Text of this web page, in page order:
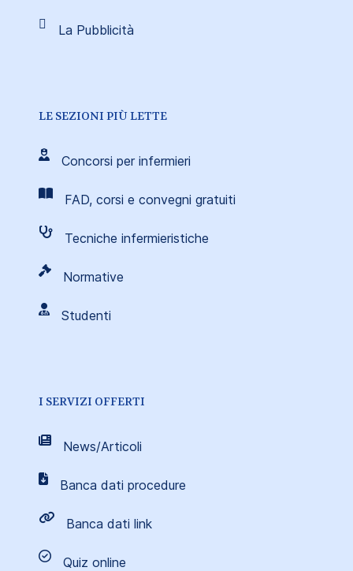
La Pubblicità
LE SEZIONI PIÙ LETTE
Concorsi per infermieri
FAD, corsi e convegni gratuiti
Tecniche infermieristiche
Normative
Studenti
I SERVIZI OFFERTI
News/Articoli
Banca dati procedure
Banca dati link
Quiz online